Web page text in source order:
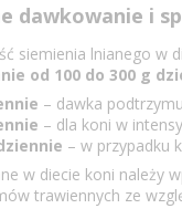
dawkowanie i
siemienia lnianego w
od 100 do 300 g
– dawka
– dla koni w
– w przypadku
w diecie koni należy
trawiennych ze